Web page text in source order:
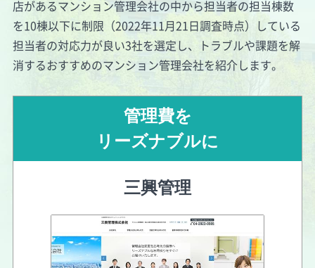
店があるマンション管理会社の中から担当者の担当棟数
を10棟以下に制限（2022年11月21日調査時点）している
担当者の対応力が良い3社を選定し、トラブルや課題を解
消するおすすめのマンション管理会社を紹介します。
管理費を
リーズナブルに
三興管理